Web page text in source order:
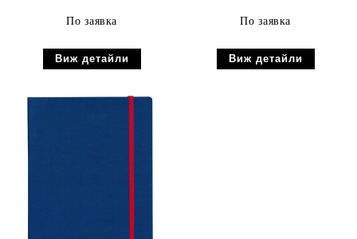
По заявка
Виж детайли
По заявка
Виж детайли